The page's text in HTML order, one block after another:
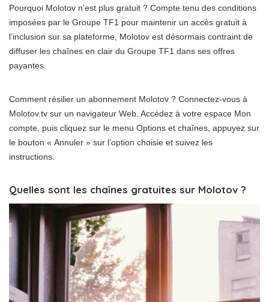
Pourquoi Molotov n’est plus gratuit ? Compte tenu des conditions
imposées par le Groupe TF1 pour maintenir un accès gratuit à
l’inclusion sur sa plateforme, Molotov est désormais contraint de
diffuser les chaînes en clair du Groupe TF1 dans ses offres
payantes.
Comment résilier un abonnement Molotov ? Connectez-vous à
Molotov.tv sur un navigateur Web. Accédez à votre espace Mon
compte, puis cliquez sur le menu Options et chaînes, appuyez sur
le bouton « Annuler » sur l’option choisie et suivez les
instructions.
Quelles sont les chaînes gratuites sur Molotov ?